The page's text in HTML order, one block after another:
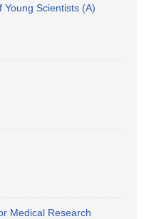
Scientists (A)
Medical Research